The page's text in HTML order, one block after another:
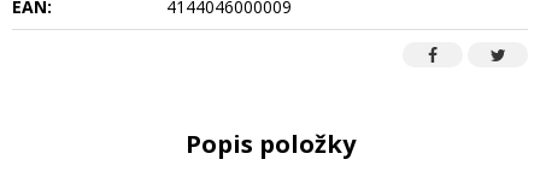
EAN:
4144046000009
Popis položky